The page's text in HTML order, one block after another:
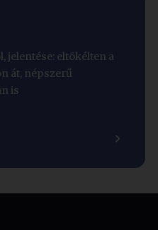
jelentése: eltökélten a
át, népszerű
is